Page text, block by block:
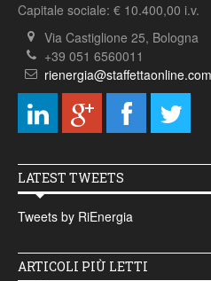
Capitale sociale: € 10.400,00 i.v.
Via Castiglione 25, Bologna
+39 051 6560011
rienergia@staffettaonline.com
LATEST TWEETS
Tweets by RiEnergia
ARTICOLI PIÙ LETTI